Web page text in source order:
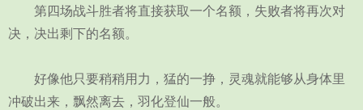
第四场战斗胜者将直接获取一个名额，失败者将再次对
决，决出剩下的名额。
好像他只要稍稍用力，猛的一挣，灵魂就能够从身体里
冲破出来，飘然离去，羽化登仙一般。